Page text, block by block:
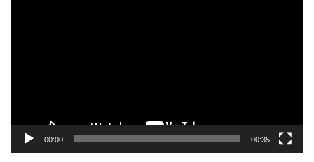
00:00 00:35